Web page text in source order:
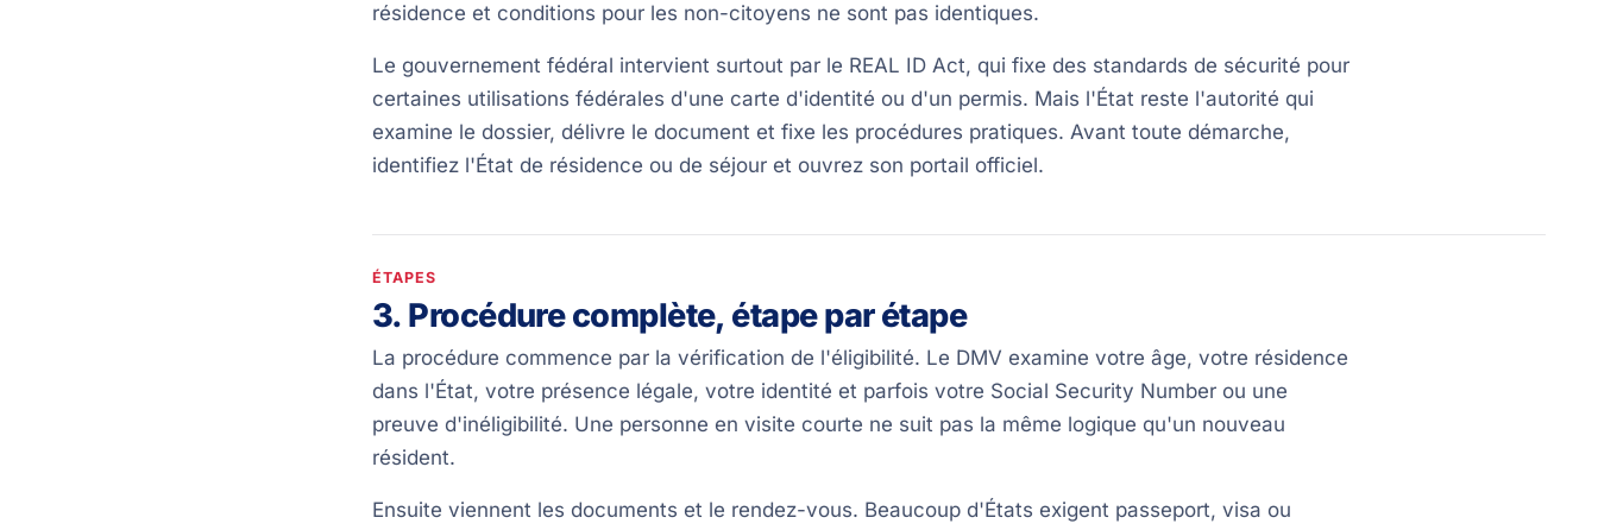
résidence et conditions pour les non-citoyens ne sont pas identiques.
Le gouvernement fédéral intervient surtout par le REAL ID Act, qui fixe des standards de sécurité pour
certaines utilisations fédérales d'une carte d'identité ou d'un permis. Mais l'État reste l'autorité qui
examine le dossier, délivre le document et fixe les procédures pratiques. Avant toute démarche,
identifiez l'État de résidence ou de séjour et ouvrez son portail officiel.
ÉTAPES
3. Procédure complète, étape par étape
La procédure commence par la vérification de l'éligibilité. Le DMV examine votre âge, votre résidence
dans l'État, votre présence légale, votre identité et parfois votre Social Security Number ou une
preuve d'inéligibilité. Une personne en visite courte ne suit pas la même logique qu'un nouveau
résident.
Ensuite viennent les documents et le rendez-vous. Beaucoup d'États exigent passeport, visa ou